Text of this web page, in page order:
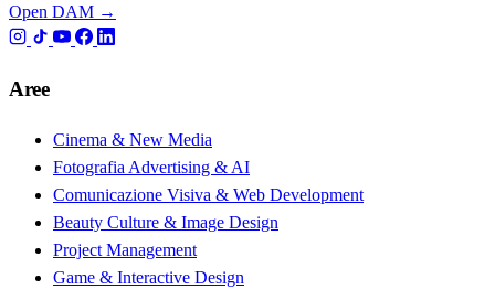
Open DAM →
Aree
Cinema & New Media
Fotografia Advertising & AI
Comunicazione Visiva & Web Development
Beauty Culture & Image Design
Project Management
Game & Interactive Design